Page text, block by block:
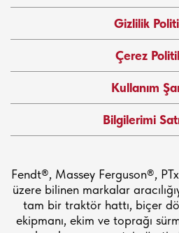
Gizlilik
Çerez
Kullanım
Bilgilerimi
Fendt®, Massey Ferguson®,
üzere bilinen markalar
tam bir traktör hattı, biçer
ekipmanı, ekim ve toprağı